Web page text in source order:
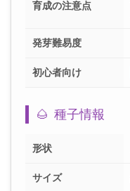
育成の注意点
発芽難易度
初心者向け
🌰 種子情報
形状
サイズ